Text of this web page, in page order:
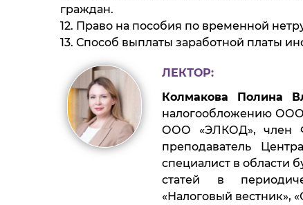
граждан.
12. Право на пособия по временной
13. Способ выплаты заработной платы
ЛЕКТОР:
Колмакова Полина
налогообложению ООО
ООО «ЭЛКОД», член
преподаватель
специалист в области
статей в
«Налоговый вестник»,